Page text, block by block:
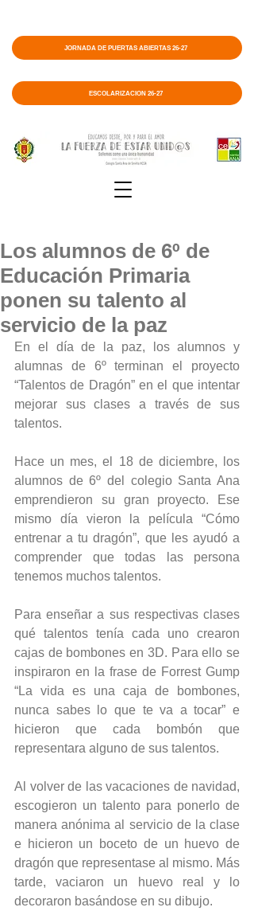
ESCOLARIZACIÓN 26-27
JORNADA DE PUERTAS ABIERTAS 26-27
Los alumnos de 6º de
Educación Primaria
ponen su talento al
servicio de la paz
En el día de la paz, los alumnos y
alumnas de 6º terminan el proyecto
“Talentos de Dragón” en el que intentar
mejorar sus clases a través de sus
talentos.
Hace un mes, el 18 de diciembre, los
alumnos de 6º del colegio Santa Ana
emprendieron su gran proyecto. Ese
mismo día vieron la película “Cómo
entrenar a tu dragón”, que les ayudó a
comprender que todas las persona
tenemos muchos talentos.
Para enseñar a sus respectivas clases
qué talentos tenía cada uno crearon
cajas de bombones en 3D. Para ello se
inspiraron en la frase de Forrest Gump
“La vida es una caja de bombones,
nunca sabes lo que te va a tocar” e
hicieron que cada bombón que
representara alguno de sus talentos.
Al volver de las vacaciones de navidad,
escogieron un talento para ponerlo de
manera anónima al servicio de la clase
e hicieron un boceto de un huevo de
dragón que representase al mismo. Más
tarde, vaciaron un huevo real y lo
decoraron basándose en su dibujo.